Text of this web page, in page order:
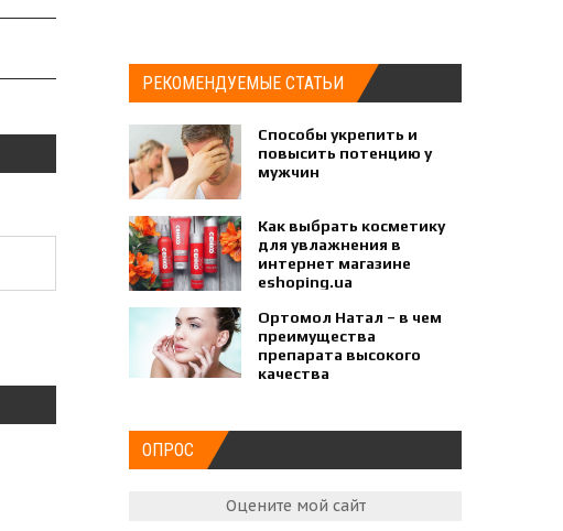
РЕКОМЕНДУЕМЫЕ СТАТЬИ
Способы укрепить и
повысить потенцию у
мужчин
Как выбрать косметику
для увлажнения в
интернет магазине
eshoping.ua
Ортомол Натал – в чем
преимущества
препарата высокого
качества
ОПРОС
Оцените мой сайт